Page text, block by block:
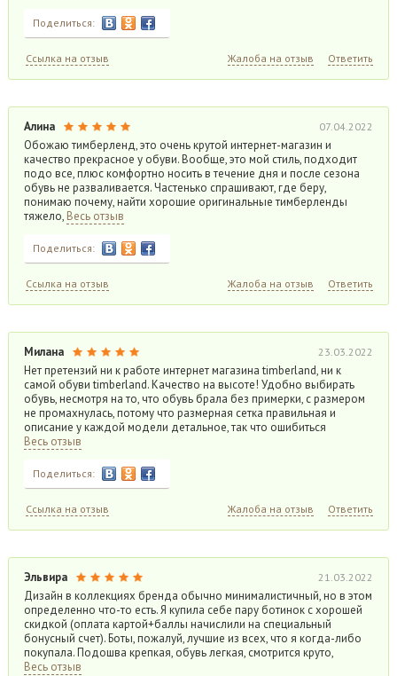
Поделиться:
Ссылка на отзыв Жалоба на отзыв Ответить
Алина 07.04.2022
Обожаю тимберленд, это очень крутой интернет-магазин и
качество прекрасное у обуви. Вообще, это мой стиль, подходит
подо все, плюс комфортно носить в течение дня и после сезона
обувь не разваливается. Частенько спрашивают, где беру,
понимаю почему, найти хорошие оригинальные тимберленды
тяжело, Весь отзыв
Поделиться:
Ссылка на отзыв Жалоба на отзыв Ответить
Милана 23.03.2022
Нет претензий ни к работе интернет магазина timberland, ни к
самой обуви timberland. Качество на высоте! Удобно выбирать
обувь, несмотря на то, что обувь брала без примерки, с размером
не промахнулась, потому что размерная сетка правильная и
описание у каждой модели детальное, так что ошибиться
Весь отзыв
Поделиться:
Ссылка на отзыв Жалоба на отзыв Ответить
Эльвира 21.03.2022
Дизайн в коллекциях бренда обычно минималистичный, но в этом
определенно что-то есть. Я купила себе пару ботинок с хорошей
скидкой (оплата картой+баллы начислили на специальный
бонусный счет). Боты, пожалуй, лучшие из всех, что я когда-либо
покупала. Подошва крепкая, обувь легкая, смотрится круто,
Весь отзыв